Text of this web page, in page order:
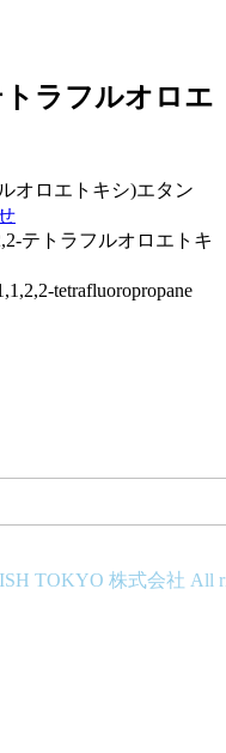
トラフルオロエ
テトラフルオロエトキ
tetrafluoropropane
TOKYO 株式会社 All